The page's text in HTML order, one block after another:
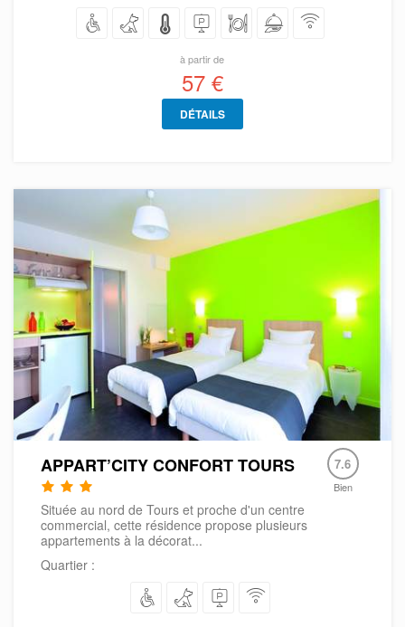
à partir de
57 €
DÉTAILS
APPART’CITY CONFORT TOURS 7.6
Bien
Située au nord de Tours et proche d'un centre
commercial, cette résidence propose plusieurs
appartements à la décorat...
Quartier :